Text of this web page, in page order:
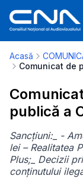
Acasă
publică a
Sancțiuni:_ -
lei – Realitatea
Plus;_ Decizii
conținutului